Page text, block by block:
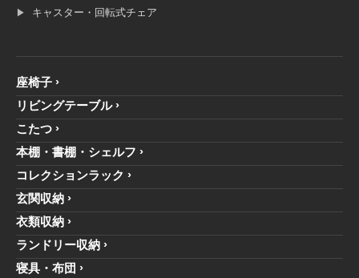
キャスター・回転式チェア
座椅子
リビングテーブル
こたつ
本棚・書棚・シェルフ
コレクションラック
玄関収納
衣類収納
ランドリー収納
寝具・布団